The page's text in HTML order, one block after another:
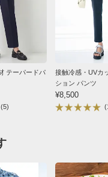
ト付き
67
4 4
ズで「大きめだった」
ーで、楽チンです。
良いなと思っていま
テーパードパ
(5)
接触冷感・UVカ
ション パンツ
¥8,500